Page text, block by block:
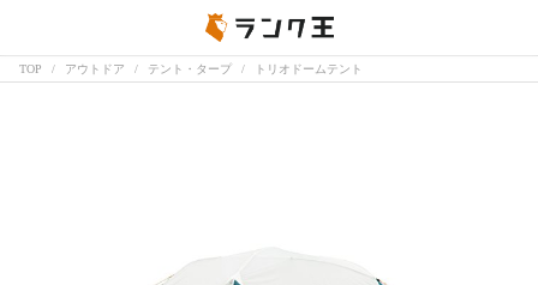
TOP アウトドア テント・タープ トリオドームテント